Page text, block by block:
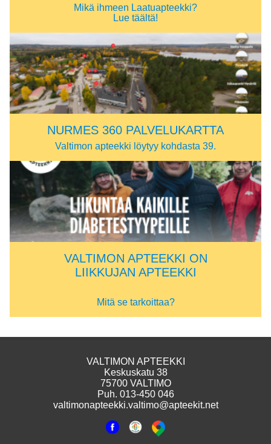
Mikä ihmeen Laatuapteekki?
Lue täältä!
NURMES 360 PALVELUKARTTA
Valtimon apteekki löytyy kohdasta 39.
VALTIMON APTEEKKI ON
LIIKKUJAN APTEEKKI
Mitä se tarkoittaa?
VALTIMON APTEEKKI
Keskuskatu 38
75700 VALTIMO
Puh. 013-450 046
valtimonapteekki.valtimo@apteekit.net